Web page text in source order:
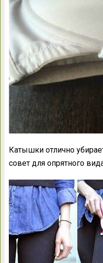
Катышки отлично
совет для опрятного